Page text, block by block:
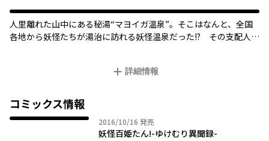
人里離れた山中にある秘湯“マヨイガ温泉”。そこはなんと、全国
各地から妖怪たちが湯治に訪れる妖怪温泉だった!? その支配人・
お世話をするのだが、ひと癖もふた癖もある可愛い妖怪たちとの
ン向けRPG『妖怪百姫たん！』のスピンアウトコミカライズつい
に登場！ 美少女妖怪たちとのドタバタラブコメディーを乞うご
詳細情報
コミックス情報
2016/10/16 2016年10月16日
発売
妖怪百姫たん!-ゆけむり異聞録-